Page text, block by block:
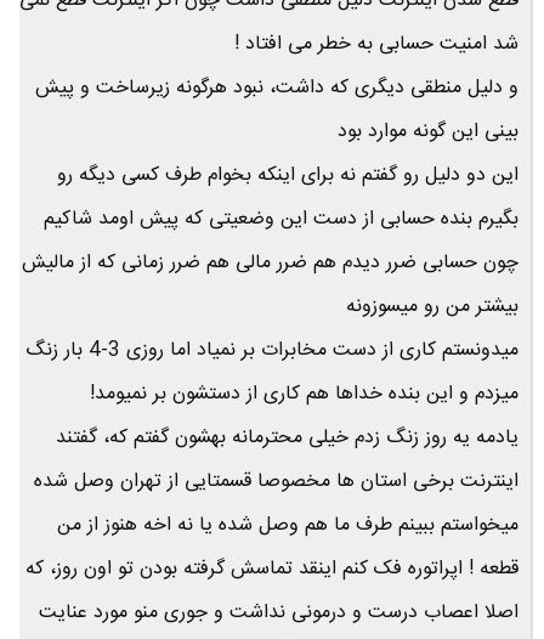
شد امنیت حسابی به خطر می افتاد !
و دلیل منطقی دیگری که داشت، نبود هرگونه زیرساخت و پیش
بینی این گونه موارد بود
این دو دلیل رو گفتم نه برای اینکه بخوام طرف کسی دیگه رو
بگیرم بنده حسابی از دست این وضعیتی که پیش اومد شاکیم
چون حسابی ضرر دیدم هم ضرر مالی هم ضرر زمانی که از مالیش
بیشتر من رو میسوزونه
میدونستم کاری از دست مخابرات بر نمیاد اما روزی 3-4 بار زنگ
میزدم و این بنده خداها هم کاری از دستشون بر نمیومد!
یادمه یه روز زنگ زدم خیلی محترمانه بهشون گفتم که، گفتند
اینترنت برخی استان ها مخصوصا قسمتایی از تهران وصل شده
میخواستم ببینم طرف ما هم وصل شده یا نه اخه هنوز از من
قطعه ! اپراتوره فک کنم اینقد تماسش گرفته بودن تو اون روز، که
اصلا اعصاب درست و درمونی نداشت و جوری منو مورد عنایت